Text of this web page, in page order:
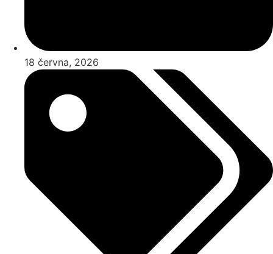
18 června, 2026